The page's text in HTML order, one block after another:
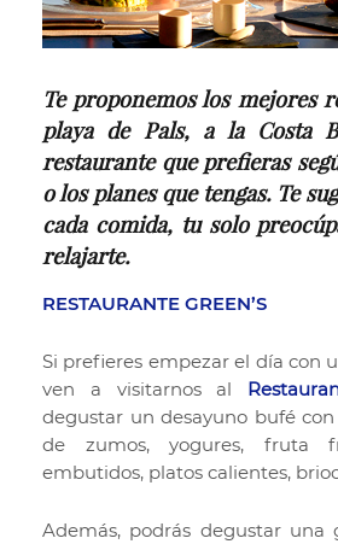
Te proponemos los mejores
playa de Pals, a la Costa
restaurante que prefieras
o los planes que tengas. Te
cada comida, tu solo
relajarte.
RESTAURANTE GREEN’S
Si prefieres empezar el día con
ven a visitarnos al
degustar un desayuno bufé
de zumos, yogures, fruta
embutidos, platos calientes,
Además, podrás degustar una